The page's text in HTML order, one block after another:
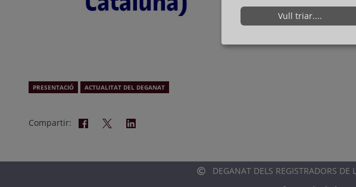
PRESENTACIÓ ACTUALITAT DEL DEGANAT
Compartir:
DEGANAT DELS REGISTRADORS DE
Vull triar....